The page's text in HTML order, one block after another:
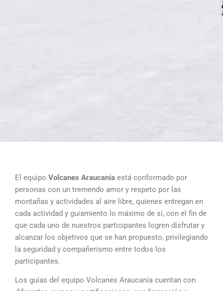
El equipo Volcanes Araucanía está conformado por
personas con un tremendo amor y respeto por las
montañas y actividades al aire libre, quienes entregan en
cada actividad y guiamiento lo máximo de sí, con el fin de
que cada uno de nuestros participantes logren disfrutar y
alcanzar los objetivos que se han propuesto, privilegiando
la seguridad y compañerismo entre todos los
participantes.
Los guías del equipo Volcanes Araucanía cuentan con